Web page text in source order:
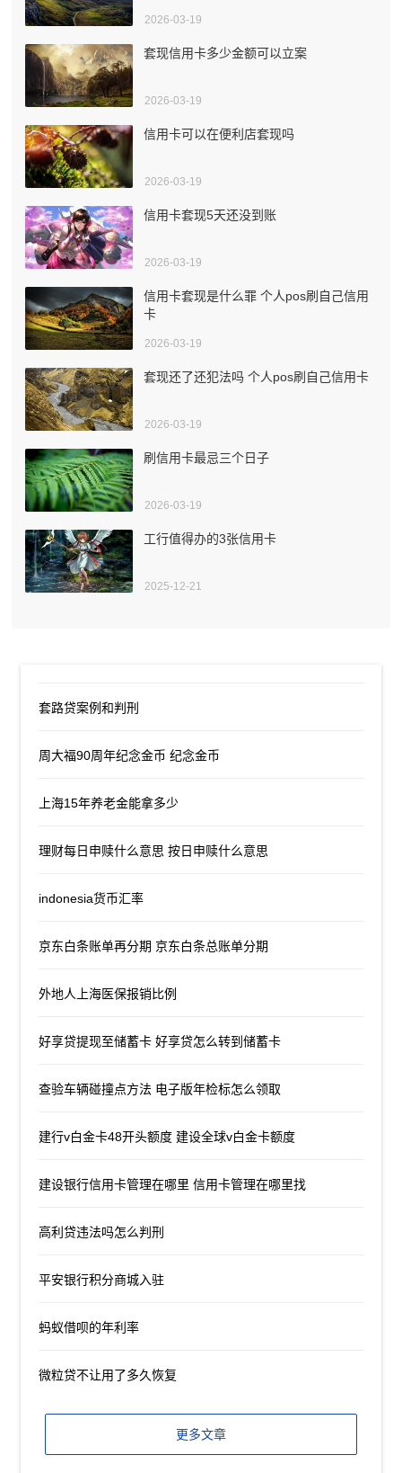
2026-03-19
套现信用卡多少金额可以立案
2026-03-19
信用卡可以在便利店套现吗
2026-03-19
信用卡套现5天还没到账
2026-03-19
信用卡套现是什么罪 个人pos刷自己信用
卡
2026-03-19
套现还了还犯法吗 个人pos刷自己信用卡
2026-03-19
刷信用卡最忌三个日子
2026-03-19
工行值得办的3张信用卡
2025-12-21
套路贷案例和判刑
周大福90周年纪念金币 纪念金币
上海15年养老金能拿多少
理财每日申赎什么意思 按日申赎什么意思
indonesia货币汇率
京东白条账单再分期 京东白条总账单分期
外地人上海医保报销比例
好享贷提现至储蓄卡 好享贷怎么转到储蓄卡
查验车辆碰撞点方法 电子版年检标怎么领取
建行v白金卡48开头额度 建设全球v白金卡额度
建设银行信用卡管理在哪里 信用卡管理在哪里找
高利贷违法吗怎么判刑
平安银行积分商城入驻
蚂蚁借呗的年利率
微粒贷不让用了多久恢复
更多文章